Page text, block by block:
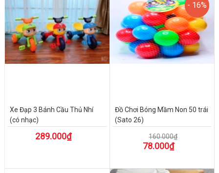
Xe Đạp 3 Bánh Cầu Thủ Nhí
(có nhạc)
289.000₫
- 16%
Đồ Chơi Bóng Mầm Non 50 trái
(Sato 26)
160.000₫
78.000₫
- 16%